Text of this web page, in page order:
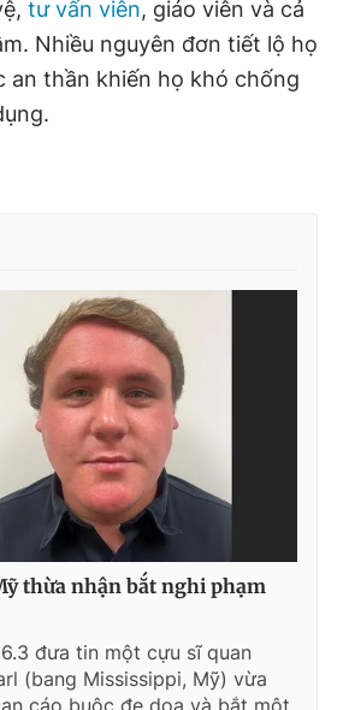
110/GP - BTTTT cấp ngày 24.3.2020
thuộc về Báo Thanh Niên. Cấm sao
nếu không có sự chấp thuận bằng văn
Technologies, JSC.
tư vấn viên, giáo viên và cả
Nhiều nguyên đơn tiết lộ họ
an thần khiến họ khó chống
thừa nhận bắt nghi phạm
đưa tin một cựu sĩ quan
(bang Mississippi, Mỹ) vừa